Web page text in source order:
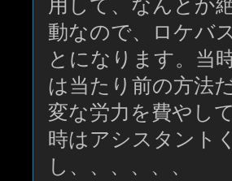
用して、なんとか
動なので、ロケバ
とになります。当
は当たり前の方法
変な労力を費やし
時はアシスタント
し、、、、、、